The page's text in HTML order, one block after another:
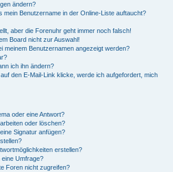
ändern?
mein Benutzername in der Online-Liste auftaucht?
aber die Forenuhr geht immer noch falsch!
Board nicht zur Auswahl!
meinem Benutzernamen angezeigt werden?
ich ihn ändern?
den E-Mail-Link klicke, werde ich aufgefordert, mich
oder eine Antwort?
oder löschen?
Signatur anfügen?
erstellen?
Umfrage?
Foren nicht zugreifen?